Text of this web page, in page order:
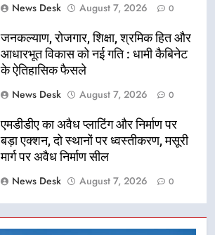
News Desk
August 7, 2026 0
जनकल्याण, रोजगार, शिक्षा, श्रमिक हित और
आधारभूत विकास को नई गति : धामी कैबिनेट
के ऐतिहासिक फैसले
News Desk
August 7, 2026 0
एमडीडीए का अवैध प्लाटिंग और निर्माण पर
बड़ा एक्शन, दो स्थानों पर ध्वस्तीकरण, मसूरी
मार्ग पर अवैध निर्माण सील
News Desk
August 7, 2026 0